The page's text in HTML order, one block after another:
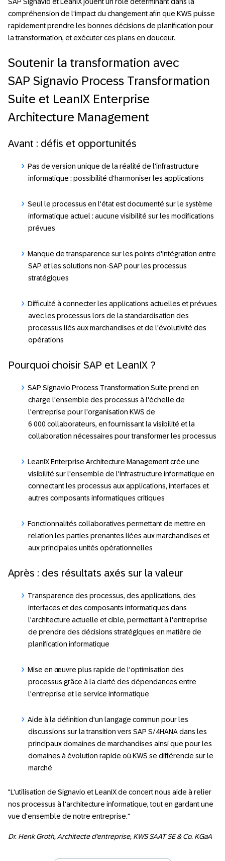
compréhension de l'impact du changement afin que KWS puisse
rapidement prendre les bonnes décisions de planification pour
la transformation, et exécuter ces plans en douceur.
Soutenir la transformation avec
SAP Signavio Process Transformation
Suite et LeanIX Enterprise
Architecture Management
Avant : défis et opportunités
Pas de version unique de la réalité de l'infrastructure
informatique : possibilité d'harmoniser les applications
Seul le processus en l'état est documenté sur le système
informatique actuel : aucune visibilité sur les modifications
prévues
Manque de transparence sur les points d'intégration entre
SAP et les solutions non-SAP pour les processus
stratégiques
Difficulté à connecter les applications actuelles et prévues
avec les processus lors de la standardisation des
processus liés aux marchandises et de l'évolutivité des
opérations
Pourquoi choisir SAP et LeanIX ?
SAP Signavio Process Transformation Suite prend en
charge l'ensemble des processus à l'échelle de
l'entreprise pour l'organisation KWS de
6 000 collaborateurs, en fournissant la visibilité et la
collaboration nécessaires pour transformer les processus
LeanIX Enterprise Architecture Management crée une
visibilité sur l'ensemble de l'infrastructure informatique en
connectant les processus aux applications, interfaces et
autres composants informatiques critiques
Fonctionnalités collaboratives permettant de mettre en
relation les parties prenantes liées aux marchandises et
aux principales unités opérationnelles
Après : des résultats axés sur la valeur
Transparence des processus, des applications, des
interfaces et des composants informatiques dans
l'architecture actuelle et cible, permettant à l'entreprise
de prendre des décisions stratégiques en matière de
planification informatique
Mise en œuvre plus rapide de l'optimisation des
processus grâce à la clarté des dépendances entre
l'entreprise et le service informatique
Aide à la définition d'un langage commun pour les
discussions sur la transition vers SAP S/4HANA dans les
principaux domaines de marchandises ainsi que pour les
domaines à évolution rapide où KWS se différencie sur le
marché
"L'utilisation de Signavio et LeanIX de concert nous aide à relier
nos processus à l'architecture informatique, tout en gardant une
vue d'ensemble de notre entreprise."
Dr. Henk Groth, Architecte d'entreprise, KWS SAAT SE & Co. KGaA